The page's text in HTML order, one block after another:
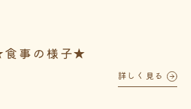
事の様子★
詳しく見る